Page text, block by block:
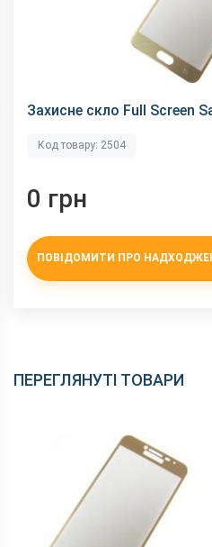
Захисне скло Full Screen
Код товару: 2504
0 грн
ПОВІДОМИТИ ПРО
ПЕРЕГЛЯНУТІ ТОВАРИ